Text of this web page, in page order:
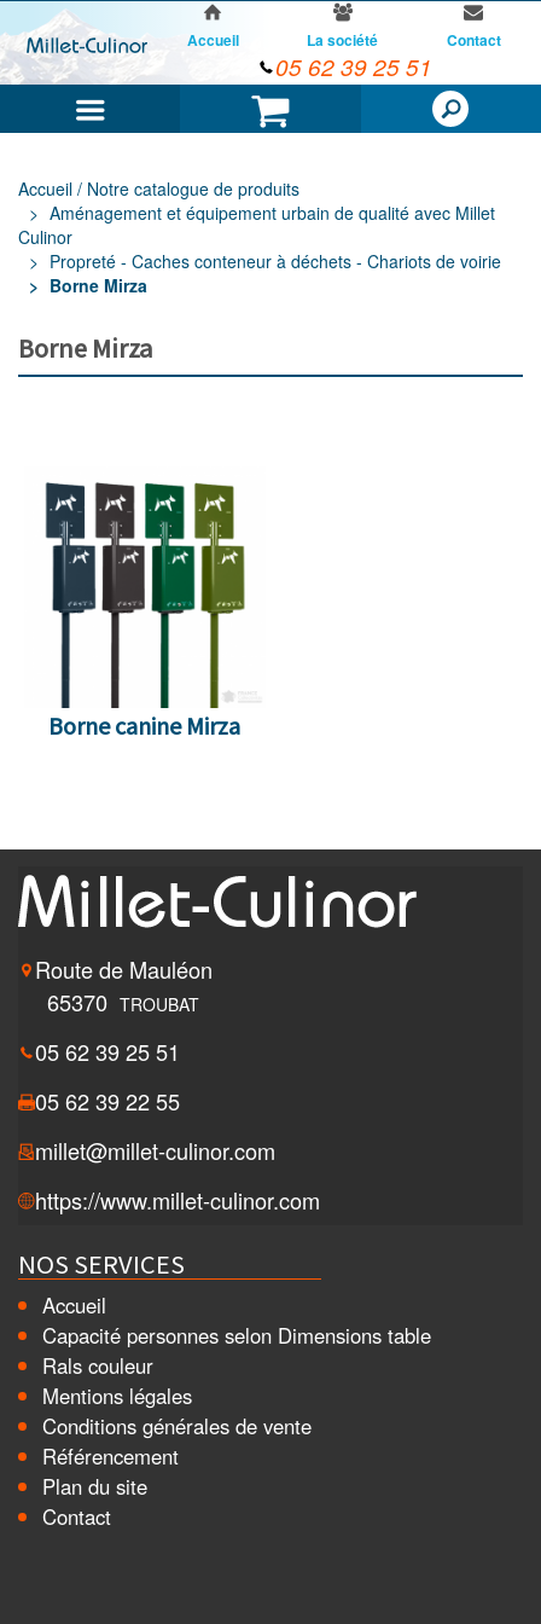
Panier
Accueil La société Contact
05 62 39 25 51
Accueil / Notre catalogue de produits
Aménagement et équipement urbain de qualité avec Millet
Culinor
Propreté - Caches conteneur à déchets - Chariots de voirie
Borne Mirza
Borne Mirza
Borne canine Mirza
Route de Mauléon
65370 TROUBAT
05 62 39 25 51
05 62 39 22 55
millet@millet-culinor.com
https://www.millet-culinor.com
NOS SERVICES
Accueil
Capacité personnes selon Dimensions table
Rals couleur
Mentions légales
Conditions générales de vente
Référencement
Plan du site
Contact